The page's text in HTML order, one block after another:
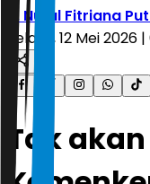
R. Nurul Fitriana
Selasa, 12 Mei 2026
Tak